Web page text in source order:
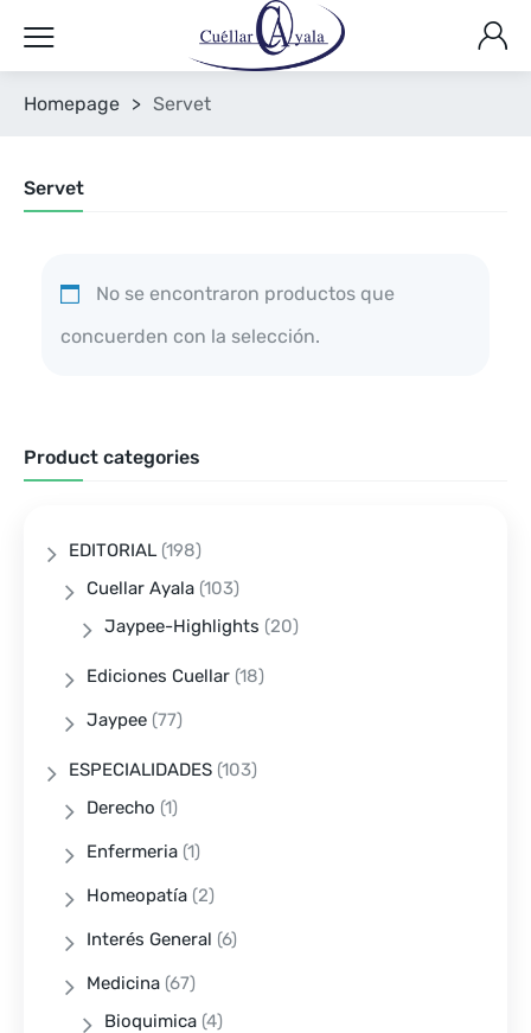
Homepage > Servet
Servet
No se encontraron productos que
concuerden con la selección.
Product categories
EDITORIAL (198)
Cuellar Ayala (103)
Jaypee-Highlights (20)
Ediciones Cuellar (18)
Jaypee (77)
ESPECIALIDADES (103)
Derecho (1)
Enfermeria (1)
Homeopatía (2)
Interés General (6)
Medicina (67)
Bioquimica (4)